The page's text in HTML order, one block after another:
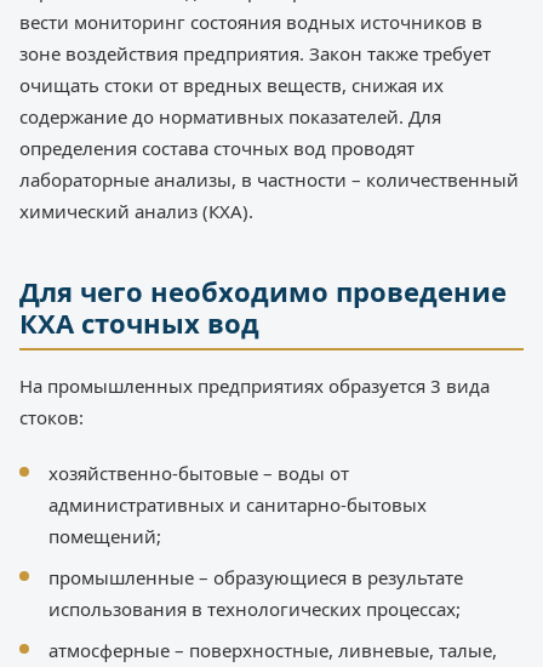
вести мониторинг состояния водных источников в
зоне воздействия предприятия. Закон также требует
очищать стоки от вредных веществ, снижая их
содержание до нормативных показателей. Для
определения состава сточных вод проводят
лабораторные анализы, в частности – количественный
химический анализ (КХА).
Для чего необходимо проведение
КХА сточных вод
На промышленных предприятиях образуется 3 вида
стоков:
хозяйственно-бытовые – воды от
административных и санитарно-бытовых
помещений;
промышленные – образующиеся в результате
использования в технологических процессах;
атмосферные – поверхностные, ливневые, талые,